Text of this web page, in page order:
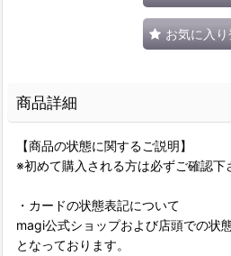
お気に入
商品詳細
【商品の状態に関するご説明】
※初めて購入される方は必ずご確認下
・カードの状態表記について
magi公式ショップおよび店頭での状
となっております。